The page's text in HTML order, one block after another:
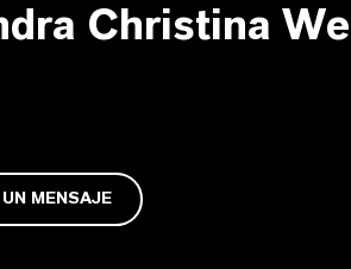
Christina
UN MENSAJE